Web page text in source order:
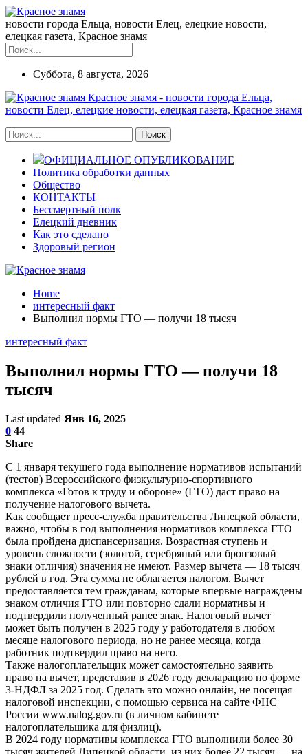
новости города Ельца, новости Елец, елецкие новости,
елецкая газета, Красное знамя
Суббота, 8 августа, 2026
Красное знамя - новости города Ельца,
новости Елец, елецкие новости, елецкая газета, Красное знамя
ОФИЦИАЛЬНОЕ ОПУБЛИКОВАНИЕ
Политика обработки данных
Общество
КОНТАКТЫ
Бессмертный полк
Елецкий дневник
Как это сделано
Здоровый регион
Home
интересный факт
Выполнил нормы ГТО — получи 18 тысяч
интересный факт
Выполнил нормы ГТО — получи 18
тысяч
Last updated Янв 16, 2025
0 44
Share
С 1 января текущего года выполнение нормативов испытаний
(тестов) Всероссийского физкультурно-спортивного
комплекса «Готов к труду и обороне» (ГТО) даст право на
получение налогового вычета.
Как сообщает пресс-служба правительства Липецкой области,
важно, чтобы в год выполнения нормативов комплекса ГТО
была пройдена диспансеризация. Возрастная ступень и
уровень сложности (золотой, серебряный или бронзовый
знаки отличия) значения не имеют. Размер вычета — 18 тысяч
рублей в год. Эта сумма не облагается налогом. Вычет
предоставляется тем гражданам, которые впервые награждены
знаком отличия ГТО или повторно сдали нормативы и
подтвердили полученный ранее знак. Налоговый вычет
может быть получен в 2025 году у работодателя в любом
месяце налогового периода, но не ранее месяца, когда
работник подтвердил право на него.
Также налогоплательщик может самостоятельно заявить
право на вычет, представив в 2026 году декларацию по форме
3-НДФЛ за 2025 год. Сделать это можно онлайн, не посещая
налоговой инспекции, с помощью сервиса на сайте ФНС
России www.nalog.gov.ru (в личном кабинете
налогоплательщика для физлиц).
В 2024 году нормативы комплекса ГТО выполнили более 30
тысяч жителей Липецкой области, из них более 22 тысяч — на